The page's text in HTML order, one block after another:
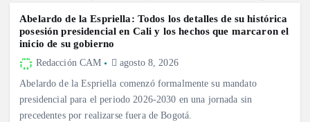
Abelardo de la Espriella: Todos los detalles de su histórica
posesión presidencial en Cali y los hechos que marcaron el
inicio de su gobierno
Redacción CAM agosto 8, 2026
Abelardo de la Espriella comenzó formalmente su mandato
presidencial para el periodo 2026-2030 en una jornada sin
precedentes por realizarse fuera de Bogotá.